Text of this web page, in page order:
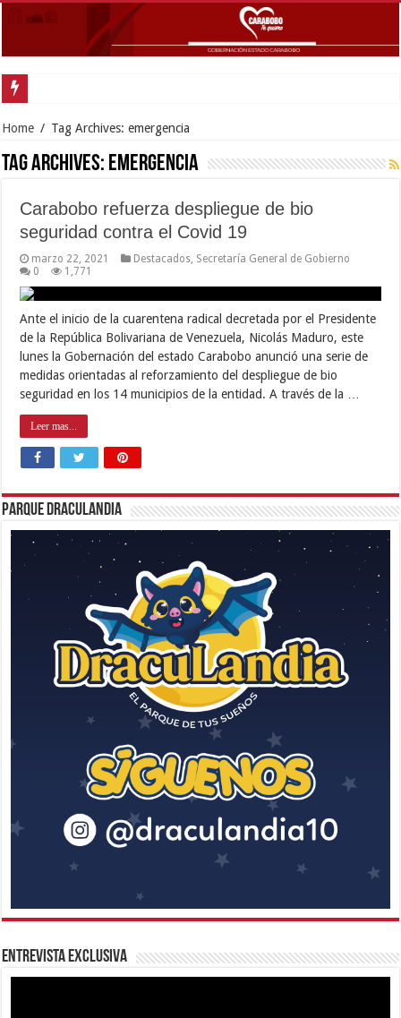
Home / Tag Archives: emergencia
Tag Archives: emergencia
Carabobo refuerza despliegue de bio
seguridad contra el Covid 19
marzo 22, 2021 Destacados Secretaría General de Gobierno
0
1,771
Ante el inicio de la cuarentena radical decretada por el Presidente
de la República Bolivariana de Venezuela, Nicolás Maduro, este
lunes la Gobernación del estado Carabobo anunció una serie de
medidas orientadas al reforzamiento del despliegue de bio
seguridad en los 14 municipios de la entidad. A través de la …
Leer mas...
Parque Draculandia
Entrevista Exclusiva